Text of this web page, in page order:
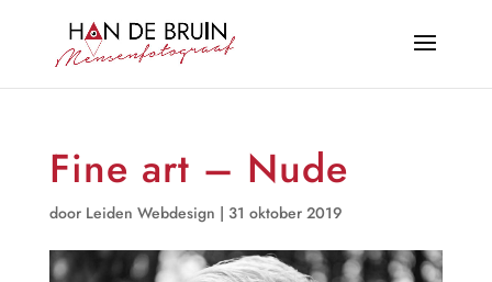
Fine art – Nude
door Leiden Webdesign | 31 oktober 2019